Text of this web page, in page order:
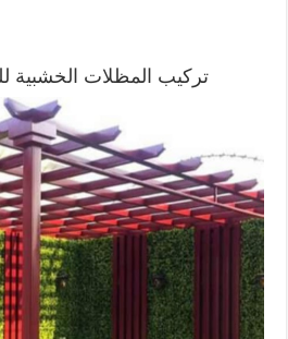
تركيب المظلات الخشبية